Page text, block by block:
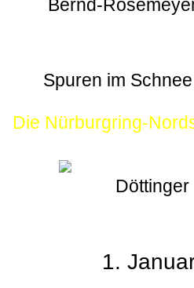
Bernd-
Spuren im
Die Nürburgring-
Döttinger
1.